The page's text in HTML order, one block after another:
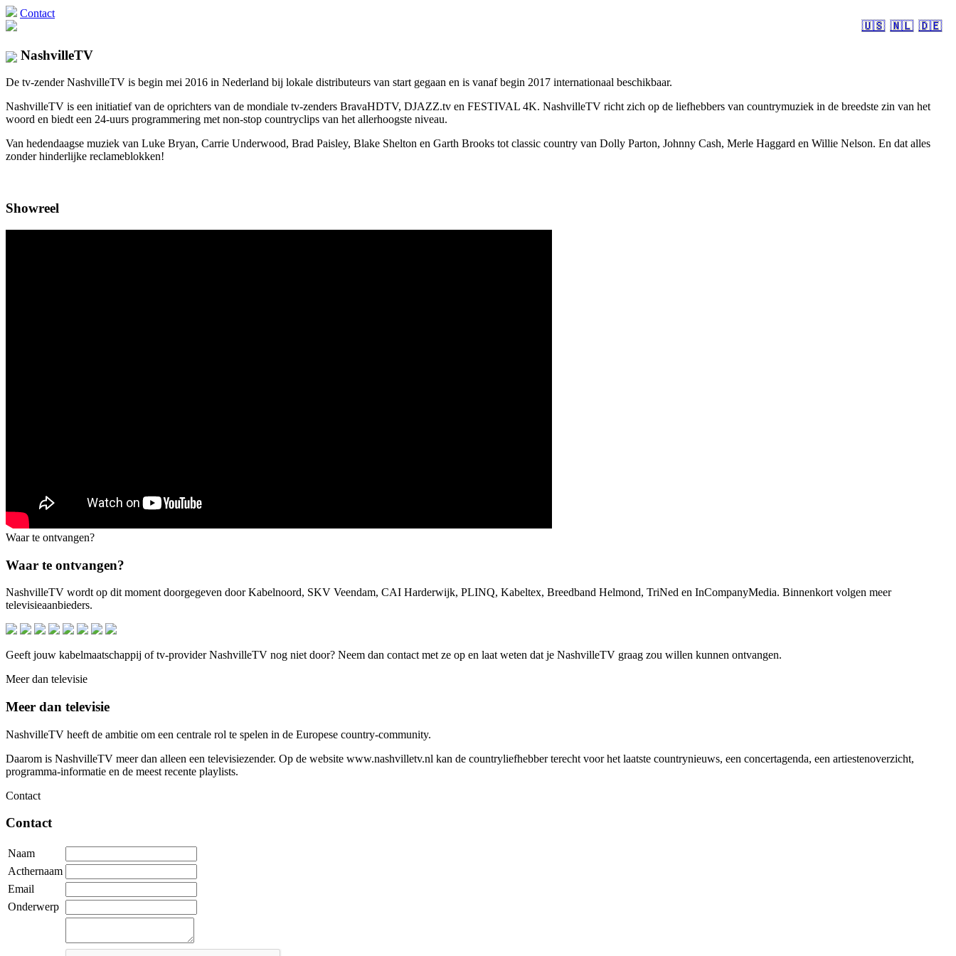
Contact
🇺🇸 🇳🇱 🇩🇪
NashvilleTV
De tv-zender NashvilleTV is begin mei 2016 in Nederland bij lokale distributeurs van start gegaan en is vanaf begin 2017 internationaal beschikbaar.
NashvilleTV is een initiatief van de oprichters van de mondiale tv-zenders BravaHDTV, DJAZZ.tv en FESTIVAL 4K. NashvilleTV richt zich op de liefhebbers van countrymuziek in de breedste zin van het
woord en biedt een 24-uurs programmering met non-stop countryclips van het allerhoogste niveau.
Van hedendaagse muziek van Luke Bryan, Carrie Underwood, Brad Paisley, Blake Shelton en Garth Brooks tot classic country van Dolly Parton, Johnny Cash, Merle Haggard en Willie Nelson. En dat alles
zonder hinderlijke reclameblokken!
Showreel
Waar te ontvangen?
Waar te ontvangen?
NashvilleTV wordt op dit moment doorgegeven door Kabelnoord, SKV Veendam, CAI Harderwijk, PLINQ, Kabeltex, Breedband Helmond, TriNed en InCompanyMedia. Binnenkort volgen meer
televisieaanbieders.
Geeft jouw kabelmaatschappij of tv-provider NashvilleTV nog niet door? Neem dan contact met ze op en laat weten dat je NashvilleTV graag zou willen kunnen ontvangen.
Meer dan televisie
Meer dan televisie
NashvilleTV heeft de ambitie om een centrale rol te spelen in de Europese country-community.
Daarom is NashvilleTV meer dan alleen een televisiezender. Op de website www.nashvilletv.nl kan de countryliefhebber terecht voor het laatste countrynieuws, een concertagenda, een artiestenoverzicht,
programma-informatie en de meest recente playlists.
Contact
Contact
Naam
Acthernaam
Email
Onderwerp